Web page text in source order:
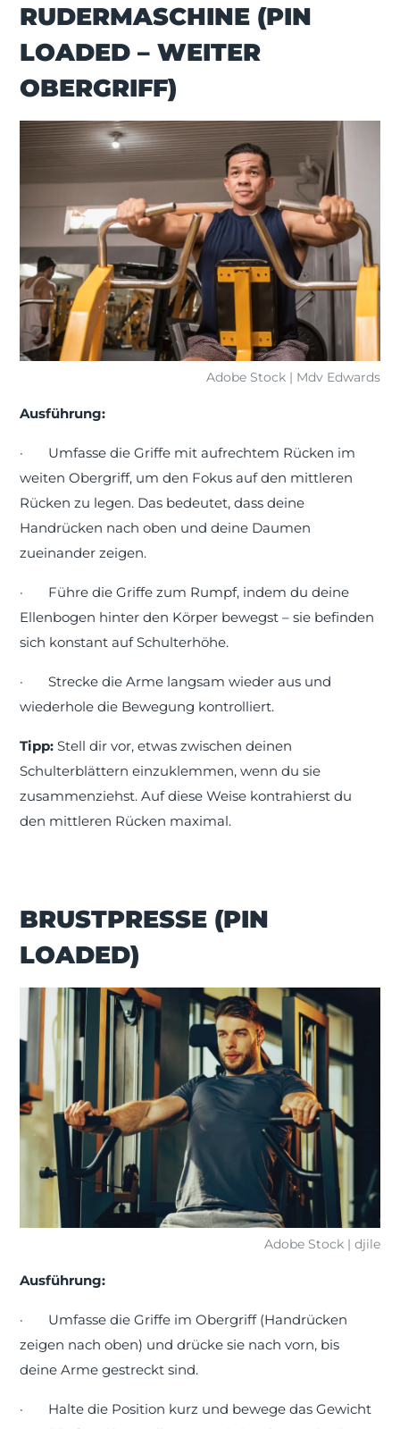
RUDERMASCHINE (PIN
LOADED – WEITER
OBERGRIFF)
Adobe Stock | Mdv Edwards
Ausführung:
· Umfasse die Griffe mit aufrechtem Rücken im
weiten Obergriff, um den Fokus auf den mittleren
Rücken zu legen. Das bedeutet, dass deine
Handrücken nach oben und deine Daumen
zueinander zeigen.
· Führe die Griffe zum Rumpf, indem du deine
Ellenbogen hinter den Körper bewegst – sie befinden
sich konstant auf Schulterhöhe.
·Strecke die Arme langsam wieder aus und
wiederhole die Bewegung kontrolliert.
Tipp: Stell dir vor, etwas zwischen deinen
Schulterblättern einzuklemmen, wenn du sie
zusammenziehst. Auf diese Weise kontrahierst du
den mittleren Rücken maximal.
BRUSTPRESSE (PIN
LOADED)
Adobe Stock | djile
Ausführung:
· Umfasse die Griffe im Obergriff (Handrücken
zeigen nach oben) und drücke sie nach vorn, bis
deine Arme gestreckt sind.
· Halte die Position kurz und bewege das Gewicht